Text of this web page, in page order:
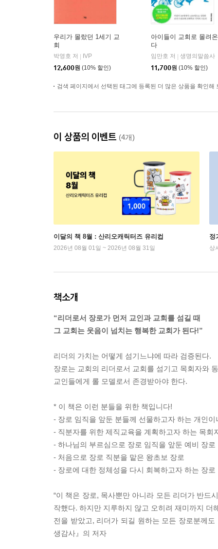
우리가 몰랐던 1세기 교
회
박영호 저
IVP
12,600원 (10% 할인)
아이들이 교회로 몰려온
다
임만호 저
생명의말씀사
11,700원 (10% 할인)
검색 페이지에서 선택된 태그에 등록된 더 많은 상품을 확인해
이 상품의 이벤트 (4개)
이달의 책 8월 : 산리오캐릭터즈 유리컵
2026년 08월 01일 ~ 2026년 08월 31일
정
상
책소개
“리더로서 장로가 먼저 교인과 교회를 섬길 때
그 교회는 웃음이 넘치는 행복한 교회가 된다!”
리더의 가치는 어떻게 섬기느냐에 따라 검증된다.
장로는 교회의 리더로서 교회를 섬기고 목회자와
교인들에게 롤 모델로서 존경받아야 한다.
* 이 책은 이런 분들을 위한 책입니다!
- 장로 임직을 앞둔 분들께 선물하고자 하는 개인이
- 직분자를 위한 제직교육을 계획하고자 하는 목회
- 하나님의 부르심으로 장로 임직을 앞둔 예비 장로
- 처음으로 장로 직분을 맡은 왕초보 장로
- 장로에 대한 정체성을 다시 회복하고자 하는 장로
“이 책은 장로, 목사뿐만 아니라 모든 리더가 반드
작했다. 하지만 지루하지 않고 오히려 재미까지
전을 받았고, 리더가 되길 원하는 모든 장로분께
생감사』의 저자